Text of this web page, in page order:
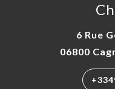
6 Rue
06800